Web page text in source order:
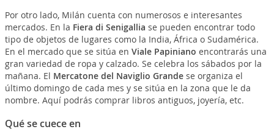
Por otro lado, Milán cuenta con numerosos e interesantes
mercados. En la Fiera di Senigallia se pueden encontrar todo
tipo de objetos de lugares como la India, África o Sudamérica.
En el mercado que se sitúa en Viale Papiniano encontrarás una
gran variedad de ropa y calzado. Se celebra los sábados por la
mañana. El Mercatone del Naviglio Grandese organiza el
último domingo de cada mes y se sitúa en la zona que le da
nombre. Aquí podrás comprar libros antiguos, joyería, etc.
Qué se cuece en